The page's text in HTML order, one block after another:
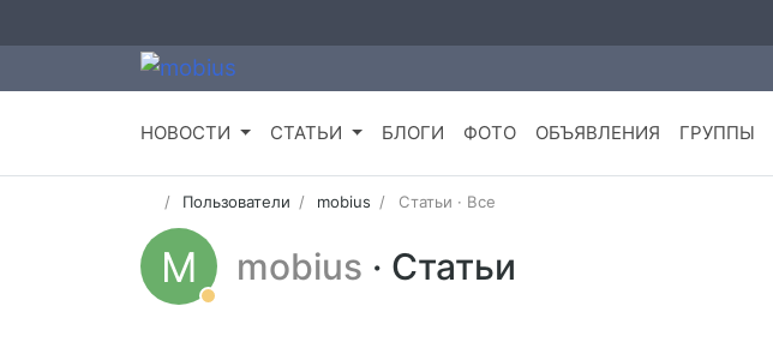
НОВОСТИ СТАТЬИ БЛОГИ ФОТО ОБЪЯВЛЕНИЯ ГРУППЫ
Пользователи mobius Статьи · Все
M mobius · Статьи